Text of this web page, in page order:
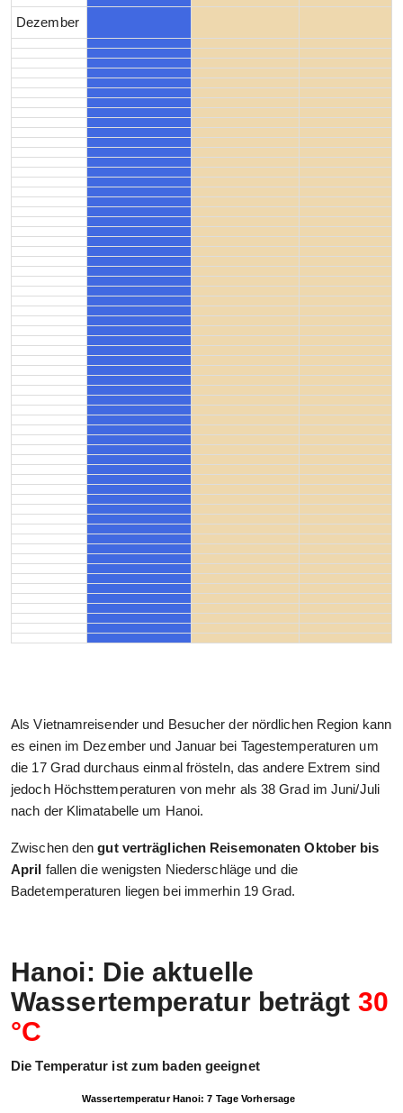
Dezember
Als Vietnamreisender und Besucher der nördlichen Region kann
es einen im Dezember und Januar bei Tagestemperaturen um
die 17 Grad durchaus einmal frösteln, das andere Extrem sind
jedoch Höchsttemperaturen von mehr als 38 Grad im Juni/Juli
nach der Klimatabelle um Hanoi.
Zwischen dengut verträglichen Reisemonaten Oktober bis
April fallen die wenigsten Niederschläge und die
Badetemperaturen liegen bei immerhin 19 Grad.
Hanoi: Die aktuelle
Wassertemperatur beträgt 30
°C
Die Temperatur ist zum baden geeignet
Wassertemperatur Hanoi: 7 Tage Vorhersage